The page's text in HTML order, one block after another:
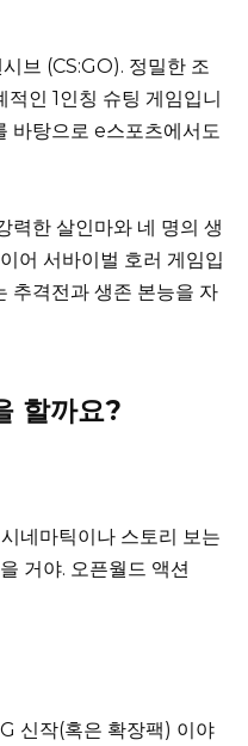
브 (CS:GO). 정밀한 조
인 1인칭 슈팅 게임입니
바탕으로 e스포츠에서도
력한 살인마와 네 명의 생
어 서바이벌 호러 게임입
추격전과 생존 본능을 자
할까요?
네마틱이나 스토리 보는
거야. 오픈월드 액션
신작(혹은 확장팩) 이야